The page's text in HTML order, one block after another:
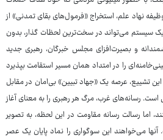
نهاد علم، استخراج «فرمول‌های بقای تمدنی» از
سیستم می‌تواند در سخت‌ترین لحظات گذار، بدون
و بصیرت‌افزای مجلس خبرگان، رهبری جدید
را در امتداد همان مسیر استقامت بپذیرد
این تشییع، عرصه یک «جهاد تبیین» بی‌امان در مقابل
رسانه‌های غرب، مرگ هر رهبری را به معنای آغاز
اما رسالت رسانه مقاومت در این لحظه، به تصویر
می‌خواهند این سوگواری را نماد پایان یک عصر